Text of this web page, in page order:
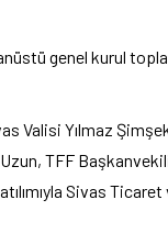
genel kurul
Valisi Yılmaz
TFF
Sivas Ticaret